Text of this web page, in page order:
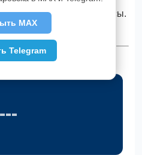
убрали. Теперь его
в свои автобусы.
вывести сервис в
на новый уровень.
в Telegram
MAX
Telegram